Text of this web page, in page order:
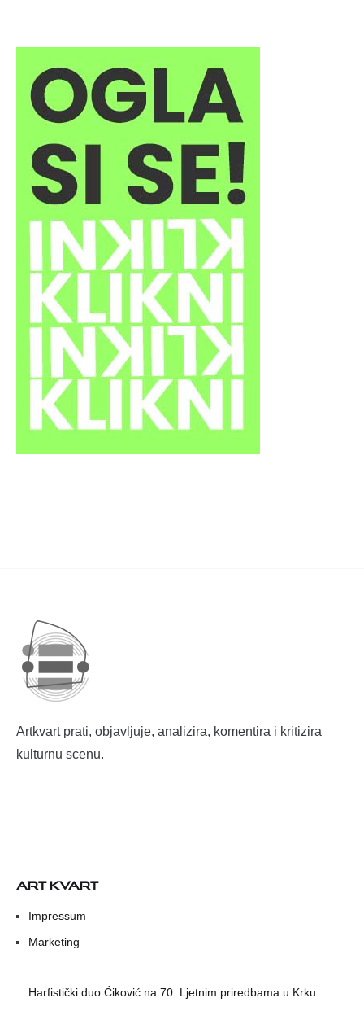
Artkvart prati, objavljuje, analizira, komentira i kritizira
kulturnu scenu.
ART KVART
Impressum
Marketing
Harfistički duo Ćiković na 70. Ljetnim priredbama u Krku